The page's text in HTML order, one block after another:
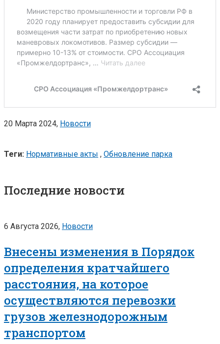
20 Марта 2024, Новости
Теги: Нормативные акты , Обновление парка
Последние новости
6 Августа 2026, Новости
Внесены изменения в Порядок
определения кратчайшего
расстояния, на которое
осуществляются перевозки
грузов железнодорожным
транспортом